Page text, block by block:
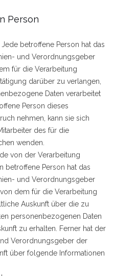
Person
betroffene Person hat das
und Verordnungsgeber
für die Verarbeitung
darüber zu verlangen,
Daten verarbeitet
Person dieses
nehmen, kann sie sich
des für die
wenden.
von der Verarbeitung
betroffene Person hat das
und Verordnungsgeber
dem für die Verarbeitung
Auskunft über die zu
personenbezogenen Daten
zu erhalten. Ferner hat der
Verordnungsgeber der
über folgende Informationen